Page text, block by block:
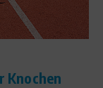
Knochen